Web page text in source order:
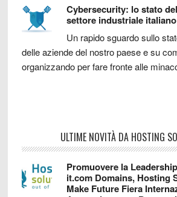
Cybersecurity: lo stato
settore industriale italiano
Un rapido sguardo sullo
delle aziende del nostro paese e su
organizzando per fare fronte alle
ULTIME NOVITÀ DA HOSTING
Promuovere la
it.com Domains, Hosting
Make Future Fiera